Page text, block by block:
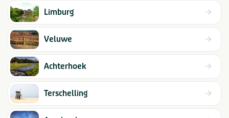
Limburg
Veluwe
Achterhoek
Terschelling